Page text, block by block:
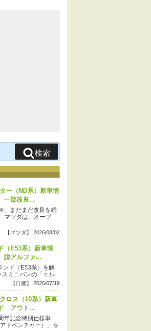
検索
ー（ND系）新車情
一部改良...
、まだまだ改良を続
マツダは、オープ
【マツダ】 2026/08/02
（E53系）新車情
アルファ...
ンド（E53系）を解
ミニバンの「エル...
【日産】 2026/07/19
ロス（10系）新車
アウト...
年記念特別仕様車
ドベンチャー）」を